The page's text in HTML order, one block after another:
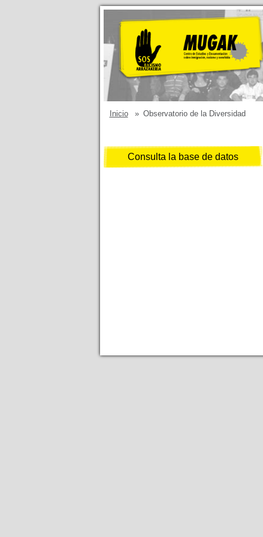
Inicio » Observatorio de la Diversidad
Consulta la base de datos